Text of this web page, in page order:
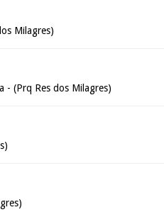
Milagres)
- (Prq Res dos Milagres)